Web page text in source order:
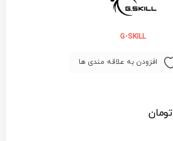
G-SKILL
افزودن به علاقه مندی ها
تومان